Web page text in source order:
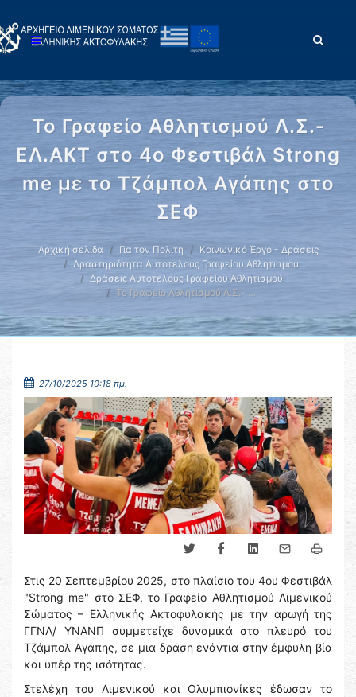
Το Γραφείο Αθλητισμού Λ.Σ.-
ΕΛ.ΑΚΤ στο 4ο Φεστιβάλ Strong
me με το Τζάμπολ Αγάπης στο
ΣΕΦ
Αρχική σελίδα Για τον Πολίτη
Κοινωνικό Έργο - Δράσεις
Δραστηριότητα Αυτοτελούς Γραφείου Αθλητισμού
Δράσεις Αυτοτελούς Γραφείου Αθλητισμού
Το Γραφείο Αθλητισμού Λ.Σ.- …
27/10/2025 10:18 πμ.
Στις 20 Σεπτεμβρίου 2025, στο πλαίσιο του 4ου Φεστιβάλ
"Strong me" στο ΣΕΦ, το Γραφείο Αθλητισμού Λιμενικού
Σώματος – Ελληνικής Ακτοφυλακής με την αρωγή της
ΓΓΝΛ/ ΥΝΑΝΠ συμμετείχε δυναμικά στο πλευρό του
Τζάμπολ Αγάπης, σε μια δράση ενάντια στην έμφυλη βία
και υπέρ της ισότητας.
Στελέχη του Λιμενικού και Ολυμπιονίκες έδωσαν το